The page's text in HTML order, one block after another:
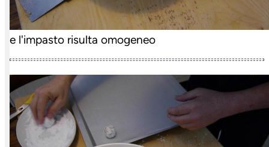
e l'impasto risulta omogeneo